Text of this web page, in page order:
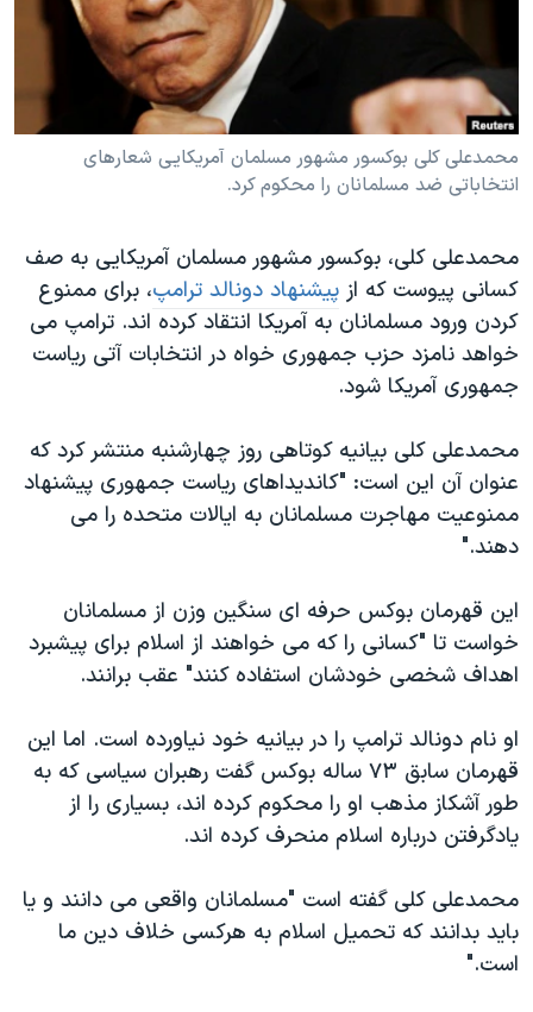
فرهنگ و زندگی
حقوق شهروندی
اقتصادی
علم و فناوری
اسرائیل در جنگ
آرشیو پخش زنده
انتخابات ریاست جمهوری آمریکا ۲۰۲۴
حمله جمهوری اسلامی به اسرائیل
رمز مهسا
ورزش زنان در ایران
مجموعه مستندهای دادخواهی
تریبونال مردمی آبان ۹۸
دادگاه حمید نوری
قانون شفافیت دارائی کادر رهبری ایران
اعتراضات مردمی آبان ۹۸
اسرائیل در جنگ
همایش محافظه‌کاران آمریکا «سی‌پک»
صفحه‌های ویژه
دنبال کنید
زبانهای مختلف
محمدعلی کلی بوکسور مشهور مسلمان آمریکایی شعارهای
انتخاباتی ضد مسلمانان را محکوم کرد.
محمدعلی کلی، بوکسور مشهور مسلمان آمریکایی به صف
کسانی پیوست که از پیشنهاد دونالد ترامپ، برای ممنوع
کردن ورود مسلمانان به آمریکا انتقاد کرده اند. ترامپ می
خواهد نامزد حزب جمهوری خواه در انتخابات آتی ریاست
جمهوری آمریکا شود.
محمدعلی کلی بیانیه کوتاهی روز چهارشنبه منتشر کرد که
عنوان آن این است: "کاندیداهای ریاست جمهوری پیشنهاد
ممنوعیت مهاجرت مسلمانان به ایالات متحده را می
دهند."
این قهرمان بوکس حرفه ای سنگین وزن از مسلمانان
خواست تا "کسانی را که می خواهند از اسلام برای پیشبرد
اهداف شخصی خودشان استفاده کنند" عقب برانند.
او نام دونالد ترامپ را در بیانیه خود نیاورده است. اما این
قهرمان سابق ۷۳ ساله بوکس گفت رهبران سیاسی که به
طور آشکاز مذهب او را محکوم کرده اند، بسیاری را از
یادگرفتن درباره اسلام منحرف کرده اند.
محمدعلی کلی گفته است "مسلمانان واقعی می دانند و یا
باید بدانند که تحمیل اسلام به هرکسی خلاف دین ما
است."